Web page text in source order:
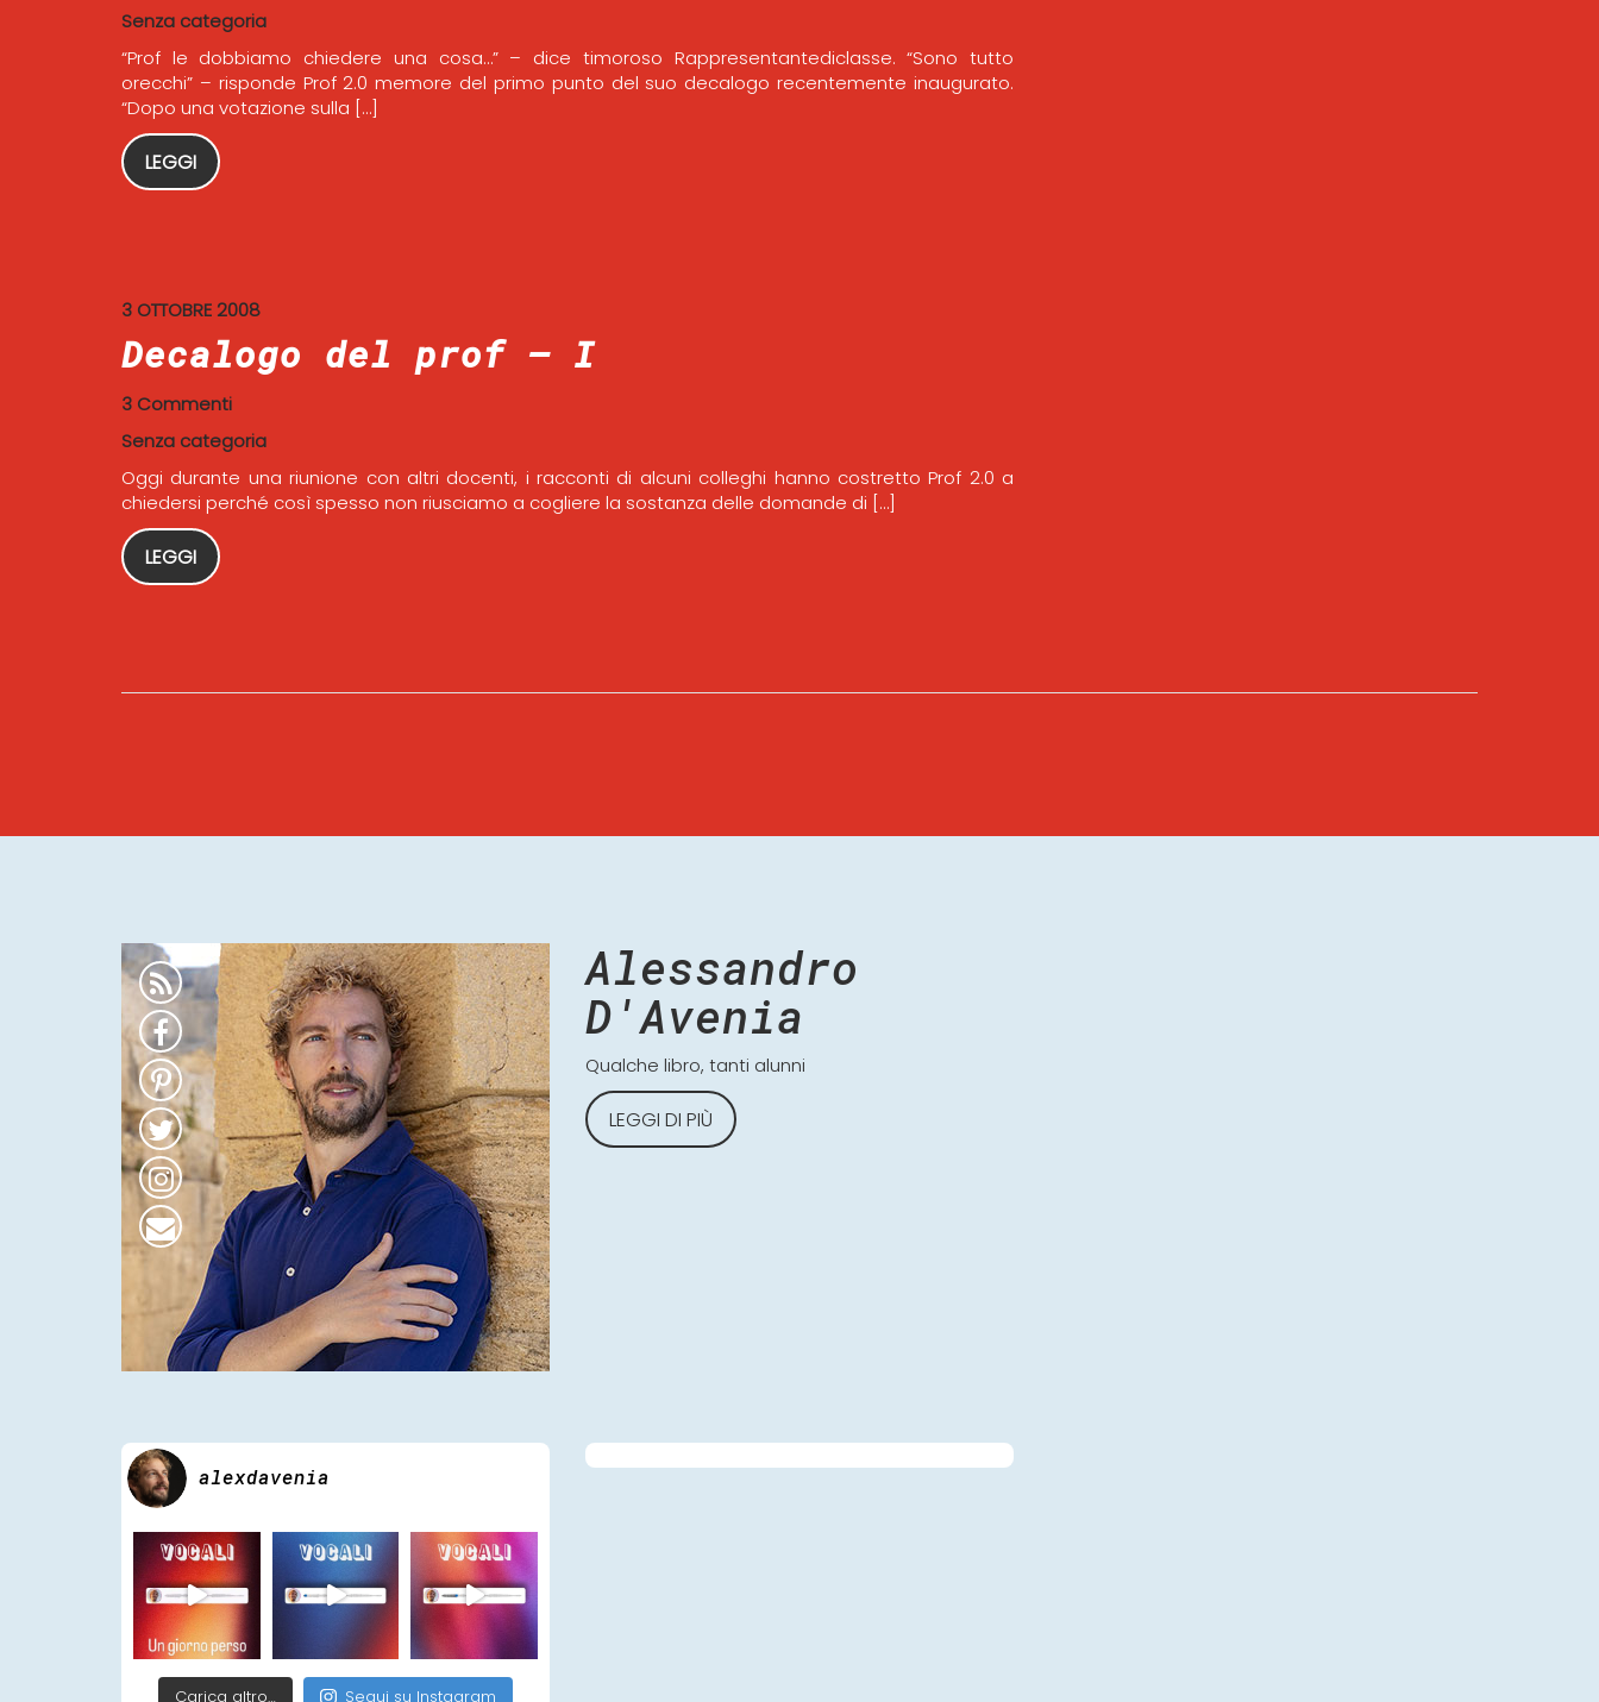
Senza categoria
“Prof le dobbiamo chiedere una cosa…” – dice timoroso Rappresentantediclasse. “Sono tutto
orecchi” – risponde Prof 2.0 memore del primo punto del suo decalogo recentemente inaugurato.
“Dopo una votazione sulla […]
LEGGI
3 OTTOBRE 2008
Decalogo del prof – I
3 Commenti
Senza categoria
Oggi durante una riunione con altri docenti, i racconti di alcuni colleghi hanno costretto Prof 2.0 a
chiedersi perché così spesso non riusciamo a cogliere la sostanza delle domande di […]
LEGGI
Alessandro
D'Avenia
Qualche libro, tanti alunni
LEGGI DI PIÙ
alexdavenia
Carica altro… Segui su Instagram